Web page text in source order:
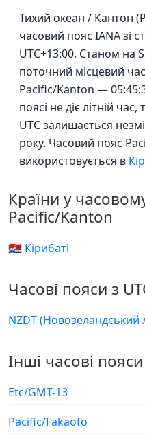
Тихий океан / Кантон
часовий пояс IANA зі
UTC+13:00. Станом на
поточний місцевий час
Pacific/Kanton —
поясі не діє літній
UTC залишається
року. Часовий пояс
використовується в
Країни у
Pacific/Kanton
🇰🇮 Кірибаті
Часові пояси з
NZDT (Новозеландський
Інші часові
Etc/GMT-13
Pacific/Fakaofo